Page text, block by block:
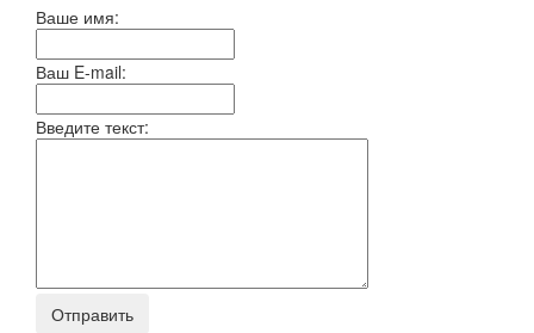
Ваше имя:
Ваш E-mail:
Введите текст: